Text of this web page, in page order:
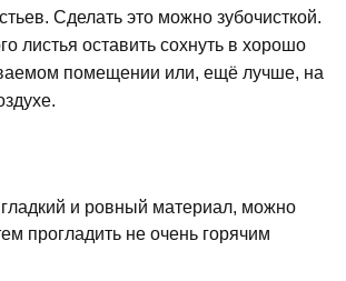
Сделать это можно зубочисткой.
листья оставить сохнуть в хорошо
помещении или, ещё лучше, на
и ровный материал, можно
прогладить не очень горячим